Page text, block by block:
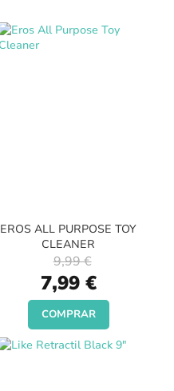
EROS ALL PURPOSE TOY
CLEANER
Special
Price
7,99 €
9,99 €
COMPRAR